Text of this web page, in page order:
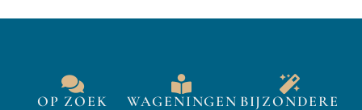
OP ZOEK
WAGENINGEN BIJZONDERE